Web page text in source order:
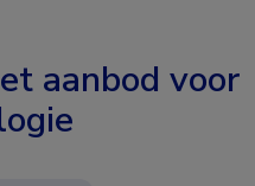
aanbod voor